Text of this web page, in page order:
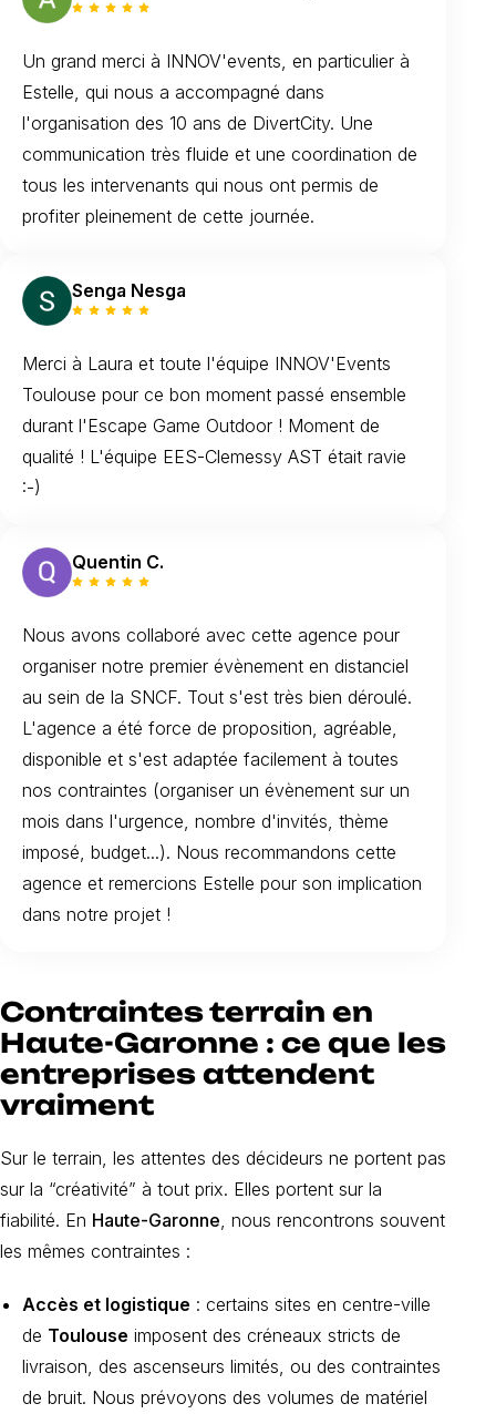
Un grand merci à INNOV'events, en particulier à
Estelle, qui nous a accompagné dans
l'organisation des 10 ans de DivertCity. Une
communication très fluide et une coordination de
tous les intervenants qui nous ont permis de
profiter pleinement de cette journée.
Senga Nesga
Merci à Laura et toute l'équipe INNOV'Events
Toulouse pour ce bon moment passé ensemble
durant l'Escape Game Outdoor ! Moment de
qualité ! L'équipe EES-Clemessy AST était ravie
:-)
Quentin C.
Nous avons collaboré avec cette agence pour
organiser notre premier évènement en distanciel
au sein de la SNCF. Tout s'est très bien déroulé.
L'agence a été force de proposition, agréable,
disponible et s'est adaptée facilement à toutes
nos contraintes (organiser un évènement sur un
mois dans l'urgence, nombre d'invités, thème
imposé, budget...). Nous recommandons cette
agence et remercions Estelle pour son implication
dans notre projet !
Contraintes terrain en
Haute-Garonne : ce que les
entreprises attendent
vraiment
Sur le terrain, les attentes des décideurs ne portent pas
sur la “créativité” à tout prix. Elles portent sur la
fiabilité. En Haute-Garonne, nous rencontrons souvent
les mêmes contraintes :
Accès et logistique : certains sites en centre-ville
de Toulouse imposent des créneaux stricts de
livraison, des ascenseurs limités, ou des contraintes
de bruit. Nous prévoyons des volumes de matériel